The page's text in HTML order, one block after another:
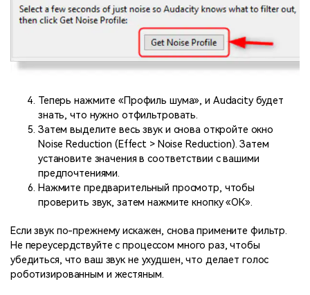
Теперь нажмите «Профиль шума», и Audacity будет
знать, что нужно отфильтровать.
Затем выделите весь звук и снова откройте окно
Noise Reduction (Effect > Noise Reduction). Затем
установите значения в соответствии с вашими
предпочтениями.
Нажмите предварительный просмотр, чтобы
проверить звук, затем нажмите кнопку «ОК».
Если звук по-прежнему искажен, снова примените фильтр.
Не переусердствуйте с процессом много раз, чтобы
убедиться, что ваш звук не ухудшен, что делает голос
роботизированным и жестяным.